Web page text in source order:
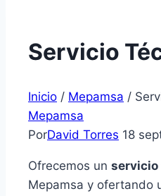
Servicio
Inicio / Mepamsa /
Mepamsa
PorDavid Torres 18
Ofrecemos un servicio
Mepamsa y ofertando